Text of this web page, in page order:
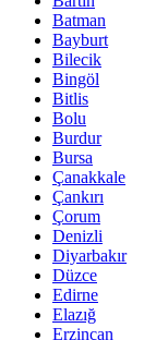
Batman
Bayburt
Bilecik
Bingöl
Bitlis
Bolu
Burdur
Bursa
Çanakkale
Çankırı
Çorum
Denizli
Diyarbakır
Düzce
Edirne
Elazığ
Erzincan